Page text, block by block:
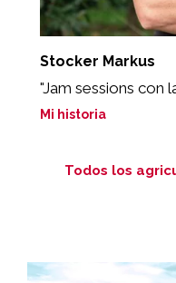
Stocker Markus
"Jam sessions con
Mi historia
Todos los